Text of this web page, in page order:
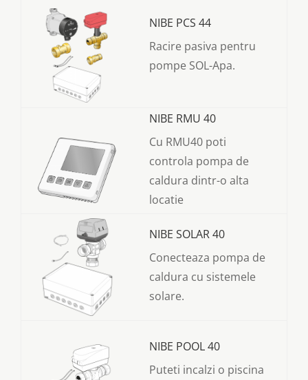
NIBE PCS 44
Racire pasiva pentru
pompe SOL-Apa.
NIBE RMU 40
Cu RMU40 poti
controla pompa de
caldura dintr-o alta
locatie
NIBE SOLAR 40
Conecteaza pompa de
caldura cu sistemele
solare.
NIBE POOL 40
Puteti incalzi o piscina